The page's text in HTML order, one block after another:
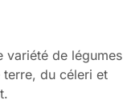
variété de légumes
terre, du céleri et